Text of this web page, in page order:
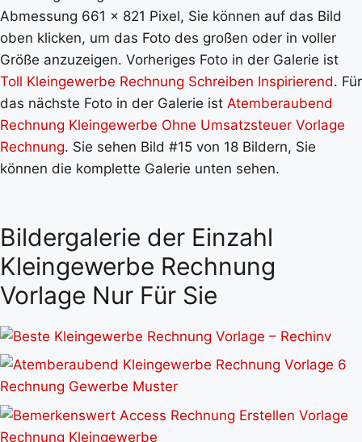
Abmessung 661 x 821 Pixel, Sie können auf das Bild
oben klicken, um das Foto des großen oder in voller
Größe anzuzeigen. Vorheriges Foto in der Galerie ist
Toll Kleingewerbe Rechnung Schreiben Inspirierend. Für
das nächste Foto in der Galerie ist Atemberaubend
Rechnung Kleingewerbe Ohne Umsatzsteuer Vorlage
Rechnung. Sie sehen Bild #15 von 18 Bildern, Sie
können die komplette Galerie unten sehen.
Bildergalerie der Einzahl
Kleingewerbe Rechnung
Vorlage Nur Für Sie